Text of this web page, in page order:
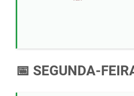
📅 SEGUNDA-